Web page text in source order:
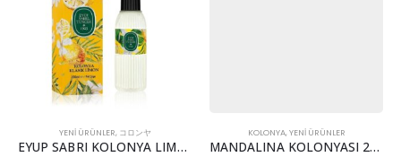
YENİ ÜRÜNLER, コロンヤ
EYUP SABRI KOLONYA LIMON 200ML
KOLONYA,YENİ ÜRÜNLER
MANDALINA KOLONYASI 200ML